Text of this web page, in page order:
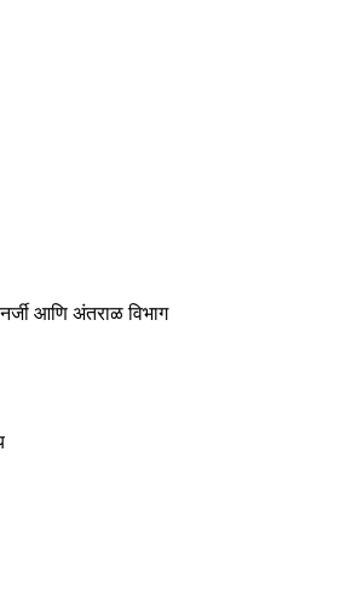
आणि अंतराळ विभाग